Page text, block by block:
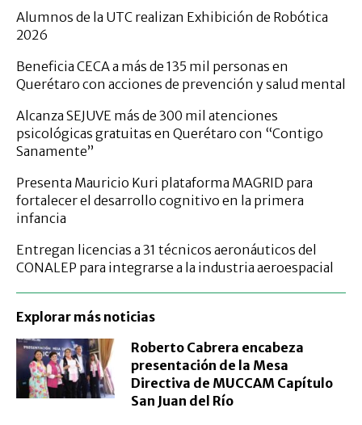
Alumnos de la UTC realizan Exhibición de Robótica
2026
Beneficia CECA a más de 135 mil personas en
Querétaro con acciones de prevención y salud mental
Alcanza SEJUVE más de 300 mil atenciones
psicológicas gratuitas en Querétaro con “Contigo
Sanamente”
Presenta Mauricio Kuri plataforma MAGRID para
fortalecer el desarrollo cognitivo en la primera
infancia
Entregan licencias a 31 técnicos aeronáuticos del
CONALEP para integrarse a la industria aeroespacial
Explorar más noticias
Roberto Cabrera encabeza
presentación de la Mesa
Directiva de MUCCAM Capítulo
San Juan del Río